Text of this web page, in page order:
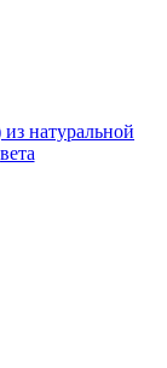
натуральной